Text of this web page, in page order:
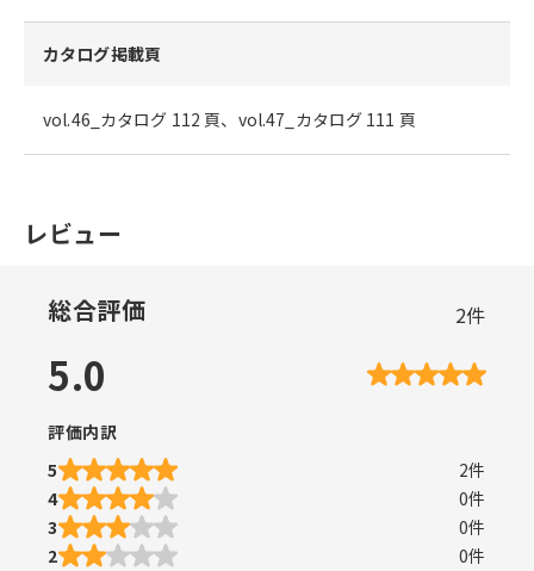
カタログ掲載頁
vol.46_カタログ 112 頁、vol.47_カタログ 111 頁
レビュー
総合評価 2件
5.0
評価内訳
5
2件
4
0件
3
0件
2
0件